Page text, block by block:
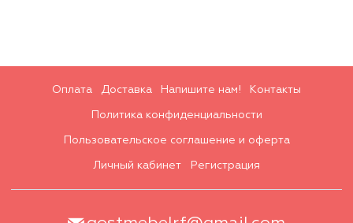
Оплата Доставка Напишите нам! Контакты
Политика конфиденциальности
Пользовательское соглашение и оферта
Личный кабинет Регистрация